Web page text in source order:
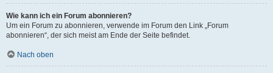
Wie kann ich ein Forum abonnieren?
Um ein Forum zu abonnieren, verwende im Forum den Link „Forum
abonnieren“, der sich meist am Ende der Seite befindet.
Nach oben